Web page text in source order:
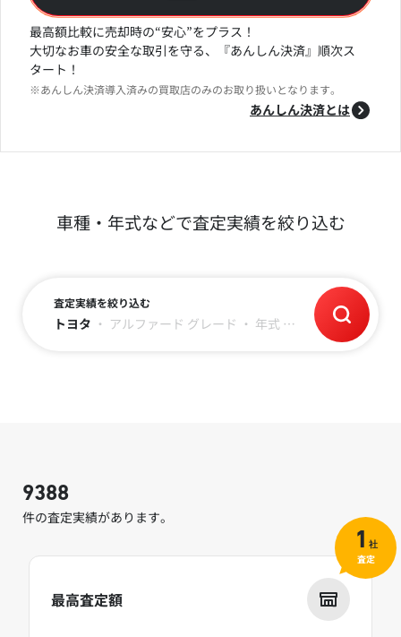
最高額比較に売却時の“安心”をプラス！
大切なお車の安全な取引を守る、『あんしん決済』順次ス
タート！
※あんしん決済導入済みの買取店のみのお取り扱いとなります。
あんしん決済とは
車種・年式などで査定実績を絞り込む
査定実績を絞り込む
トヨタ ・ アルファード グレード ・ 年式 ・ ～3万キロ
9388
件の査定実績があります。
最高査定額
1 社
査定